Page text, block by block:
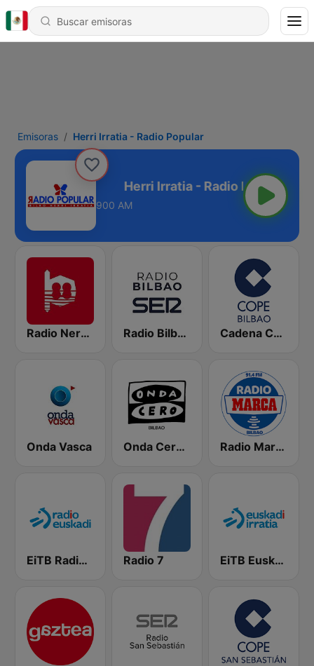
Emisoras Herri Irratia - Radio Popular
Popular
900 AM
Radio Nervion Radio Bilbao SER Cadena COPE Bilbao
Onda Vasca Onda Cero Bilbao Radio Marca Bilbao
EiTB Radio Euskadi Radio 7 EiTB Euskadi Irratia